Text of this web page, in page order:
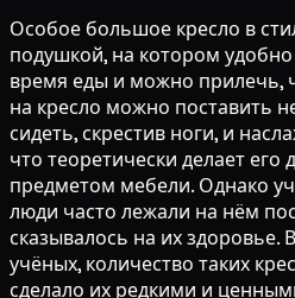
Особое большое кресло в
подушкой, на котором
время еды и можно прилечь,
на кресло можно поставить
сидеть, скрестив ноги, и
что теоретически делает
предметом мебели. Однако
люди часто лежали на нём
сказывалось на их здоровье.
учёных, количество таких
сделало их редкими и